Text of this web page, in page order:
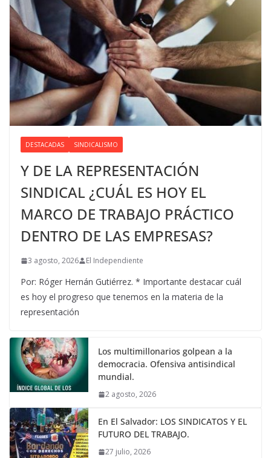
DESTACADAS SINDICALISMO
Y DE LA REPRESENTACIÓN
SINDICAL ¿CUÁL ES HOY EL
MARCO DE TRABAJO PRÁCTICO
DENTRO DE LAS EMPRESAS?
3 agosto, 2026 El Independiente
Por: Róger Hernán Gutiérrez. * Importante destacar cuál
es hoy el progreso que tenemos en la materia de la
representación
Los multimillonarios golpean a la
democracia. Ofensiva antisindical
mundial.
2 agosto, 2026
En El Salvador: LOS SINDICATOS Y EL
FUTURO DEL TRABAJO.
27 julio, 2026